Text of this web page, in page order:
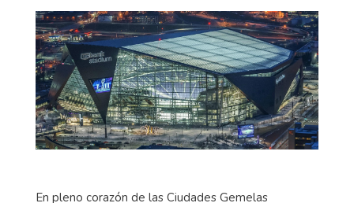
En pleno corazón de las Ciudades Gemelas